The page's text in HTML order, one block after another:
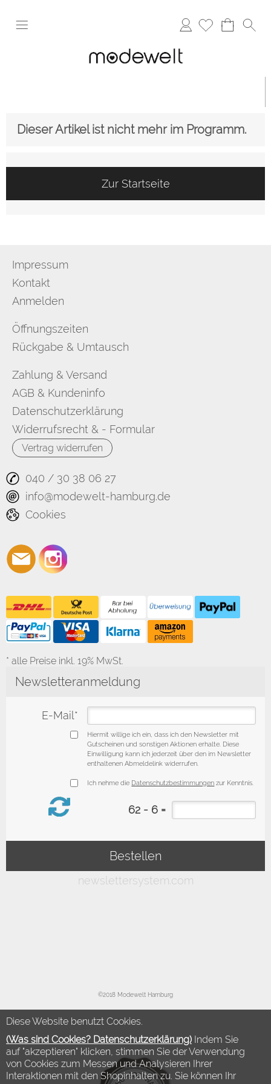
Diese Website benutzt Cookies.
(Was sind Cookies? Datenschutzerklärung) Indem Sie
auf "akzeptieren" klicken, stimmen Sie der Verwendung
von Cookies zum Messen und Analysieren Ihrer
Interaktionen mit den Shopinhalten zu. Sie können Ihr
Anmelden
Dieser Artikel ist nicht mehr im Programm.
Zur Startseite
Impressum
Kontakt
Anmelden
Öffnungszeiten
Rückgabe & Umtausch
Zahlung & Versand
AGB & Kundeninfo
Datenschutzerklärung
Widerrufsrecht & - Formular
Vertrag widerrufen
040 / 30 38 06 27
info@modewelt-hamburg.de
Cookies
* alle Preise inkl. 19% MwSt.
©2018 Modewelt Hamburg